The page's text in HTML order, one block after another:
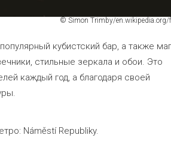
© Simon Trimby/en.wikipedia.org/
кубистский бар, а также
стильные зеркала и обои. Это
каждый год, а благодаря своей
Náměstí Republiky.